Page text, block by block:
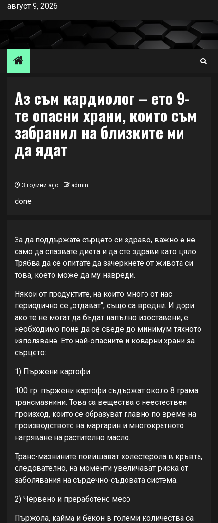
Skip
content
август 9, 2026
Аз съм кардиолог – ето 9-
те опасни храни, които съм
забранил на близките ми
да ядат
3 години ago admin
done
За да поддържате сърцето си здраво, важно е не
само да спазвате диета и да сте здрави като цяло.
Трябва да се опитате да зачеркнете от живота си
това, което може да му навреди.
Някои от продуктите, на които много от нас
периодично се „отдават“, също са вредни. И дори
ако те не могат да бъдат напълно изоставени, е
необходимо поне да се сведе до минимум тяхното
използване. Ето най-опасните и коварни храни за
сърцето:
1) Пържени картофи
100 гр. пържени картофи съдържат около 8 грама
трансмазнини. Това са вещества с неестествен
произход, които се образуват главно по време на
производството на маргарин и многократното
нагряване на растително масло.
Транс-мазнините повишават холестерола в кръвта,
следователно, на моменти увеличават риска от
заболявания на сърдечно-съдовата система.
2) Червено и преработено месо
Пържола, кайма и бекон в големи количества са